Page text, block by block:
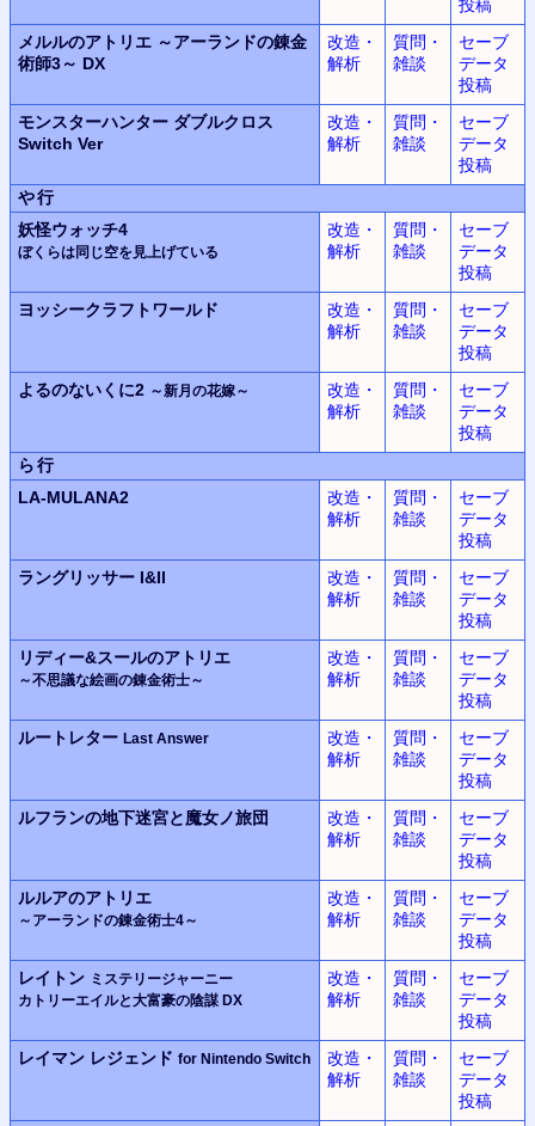
投稿
メルルのアトリエ ～アーランドの錬金
術師3～ DX
改造・
解析
質問・
雑談
セーブ
データ
投稿
モンスターハンター ダブルクロス
Switch Ver
改造・
解析
質問・
雑談
セーブ
データ
投稿
や行
妖怪ウォッチ4
ぼくらは同じ空を見上げている
改造・
解析
質問・
雑談
セーブ
データ
投稿
ヨッシークラフトワールド
改造・
解析
質問・
雑談
セーブ
データ
投稿
よるのないくに2 ～新月の花嫁～
改造・
解析
質問・
雑談
セーブ
データ
投稿
ら行
LA-MULANA2
改造・
解析
質問・
雑談
セーブ
データ
投稿
ラングリッサー I&II
改造・
解析
質問・
雑談
セーブ
データ
投稿
リディー&スールのアトリエ
～不思議な絵画の錬金術士～
改造・
解析
質問・
雑談
セーブ
データ
投稿
ルートレター Last Answer
改造・
解析
質問・
雑談
セーブ
データ
投稿
ルフランの地下迷宮と魔女ノ旅団
改造・
解析
質問・
雑談
セーブ
データ
投稿
ルルアのアトリエ
～アーランドの錬金術士4～
改造・
解析
質問・
雑談
セーブ
データ
投稿
レイトン ミステリージャーニー
カトリーエイルと大富豪の陰謀 DX
改造・
解析
質問・
雑談
セーブ
データ
投稿
レイマン レジェンド for Nintendo Switch
改造・
解析
質問・
雑談
セーブ
データ
投稿